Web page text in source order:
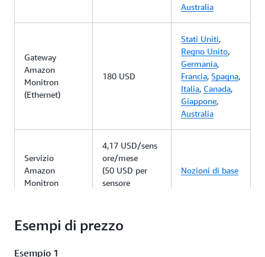
Australia
Gateway
Amazon
Monitron
(Ethernet)
180 USD
Stati Uniti,
Regno Unito,
Germania,
Francia, Spagna,
Italia, Canada,
Giappone,
Australia
Servizio
Amazon
Monitron
4,17 USD/sens
ore/mese
(50 USD per
sensore
Nozioni di base
Esempi di prezzo
Esempio 1